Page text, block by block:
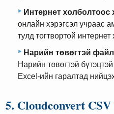
Интернет холболтоос
онлайн хэрэгсэл учраас
тулд тогтвортой
Нарийн төвөгтэй
Нарийн төвөгтэй
Excel-ийн гаралтад
5. Cloudconvert